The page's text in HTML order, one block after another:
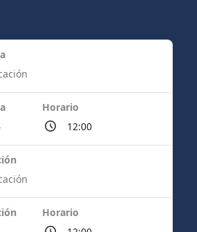
Horario
Horario